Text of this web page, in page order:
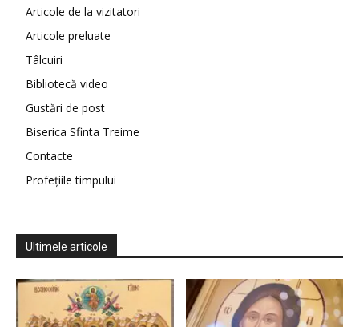
Articole de la vizitatori
Articole preluate
Tâlcuiri
Bibliotecă video
Gustări de post
Biserica Sfinta Treime
Contacte
Profețiile timpului
Ultimele articole